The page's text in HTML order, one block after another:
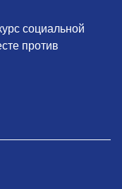
социальной
против